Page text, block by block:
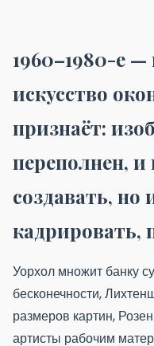
1960–1980-е —
искусство
признаёт:
переполнен,
создавать, но
кадрировать,
Уорхол множит банку
бесконечности,
размеров картин,
артисты рабочим